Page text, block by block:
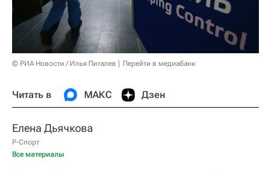
© РИА Новости / Илья Питалев Перейти в медиабанк
Читать в МАКС Дзен
Елена Дьячкова
Р-Спорт
Все материалы